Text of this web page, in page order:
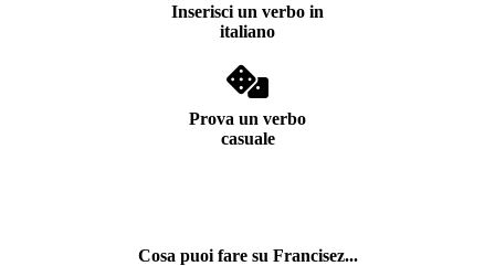
Inserisci un verbo in
italiano
Prova un verbo
casuale
Cosa puoi fare su Francisez...